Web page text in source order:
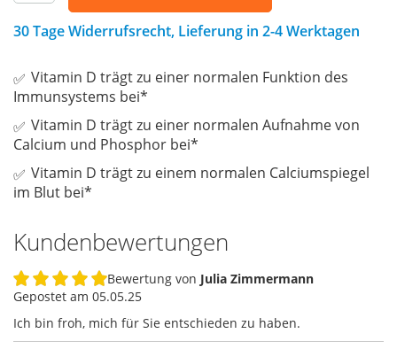
List
30 Tage Widerrufsrecht, Lieferung in 2-4 Werktagen
Vitamin D trägt zu einer normalen Funktion des
Immunsystems bei*
Vitamin D trägt zu einer normalen Aufnahme von
Calcium und Phosphor bei*
Vitamin D trägt zu einem normalen Calciumspiegel
im Blut bei*
Kundenbewertungen
100%
Bewertung von Julia Zimmermann
Gepostet am 05.05.25
Ich bin froh, mich für Sie entschieden zu haben.